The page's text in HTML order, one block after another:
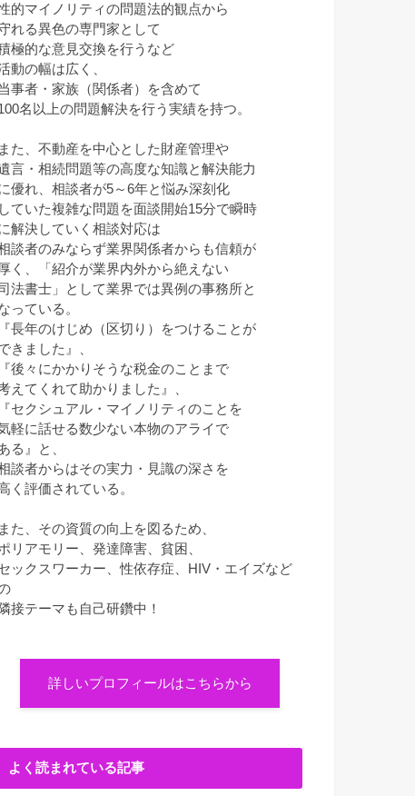
的マイノリティの問題法的観点から
れる異色の専門家として
極的な意見交換を行うなど
動の幅は広く、
事者・家族（関係者）を含めて
名以上の問題解決を行う実績を持つ。
また、不動産を中心とした財産管理や
言・相続問題等の高度な知識と解決能力
優れ、相談者が5～6年と悩み深刻化
していた複雑な問題を面談開始15分で瞬時
解決していく相談対応は
談者のみならず業界関係者からも信頼が
厚く、「紹介が業界内外から絶えない
法書士」として業界では異例の事務所と
っている。
『長年のけじめ（区切り）をつけることが
きました』、
『後々にかかりそうな税金のことまで
えてくれて助かりました』、
『セクシュアル・マイノリティのことを
軽に話せる数少ない本物のアライで
る』と、
談者からはその実力・見識の深さを
く評価されている。
また、その資質の向上を図るため、
リアモリー、発達障害、貧困、
ックスワーカー、性依存症、HIV・エイズなど
隣接テーマも自己研鑽中！
詳しいプロフィールはこちらから
よく読まれている記事